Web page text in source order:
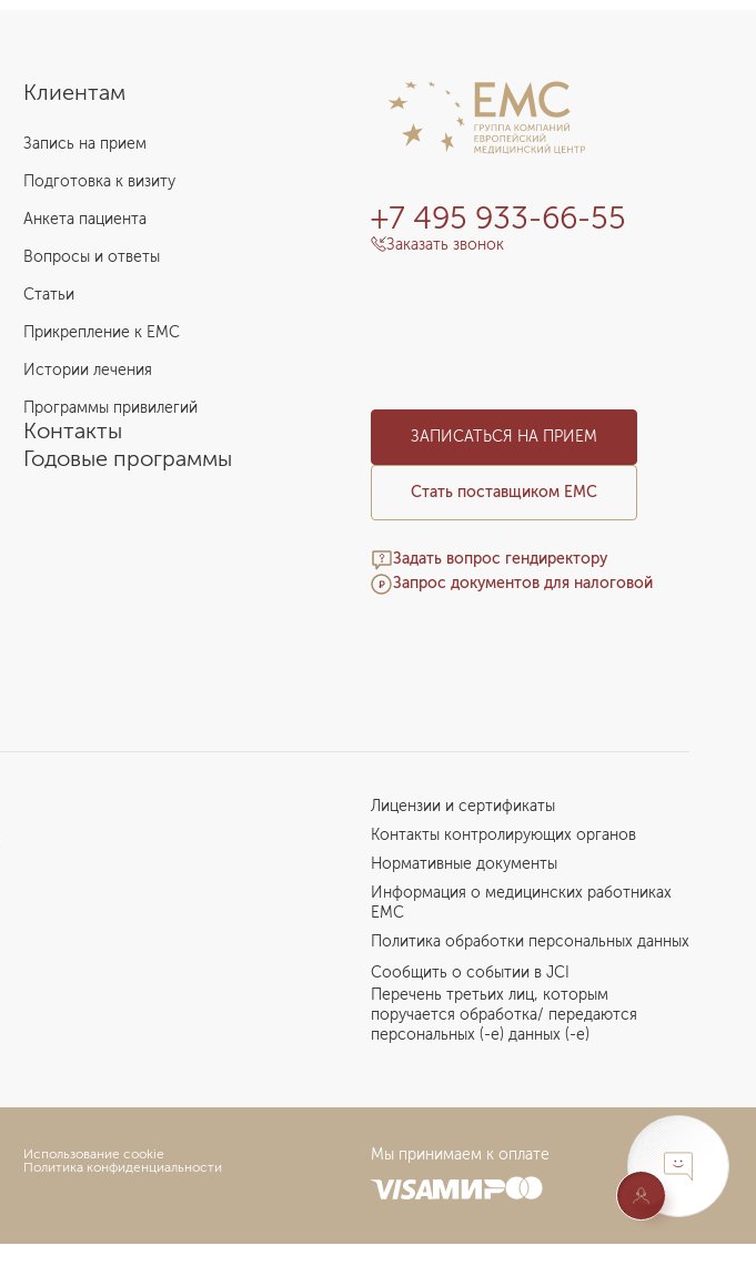
Клиентам
Запись на прием
Подготовка к визиту
Анкета пациента
Вопросы и ответы
Статьи
Прикрепление к EMC
Истории лечения
Программы привилегий
Контакты
Годовые программы
+7 495 933-66-55
Заказать звонок
ЗАПИСАТЬСЯ НА ПРИЕМ
Стать поставщиком ЕМС
Задать вопрос гендиректору
Запрос документов для налоговой
Лицензии и сертификаты
Контакты контролирующих органов
Нормативные документы
Информация о медицинских работниках
EMC
Политика обработки персональных данных
Сообщить о событии в JCI
Перечень третьих лиц, которым
поручается обработка/ передаются
персональных (-е) данных (-е)
Использование cookie
Политика конфиденциальности
Мы принимаем к оплате